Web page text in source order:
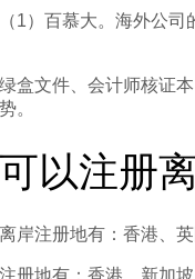
1）百慕大。海外公
盒文件、会计师核证
。
以注册
岸注册地有：香港、
册地有：香港、新加